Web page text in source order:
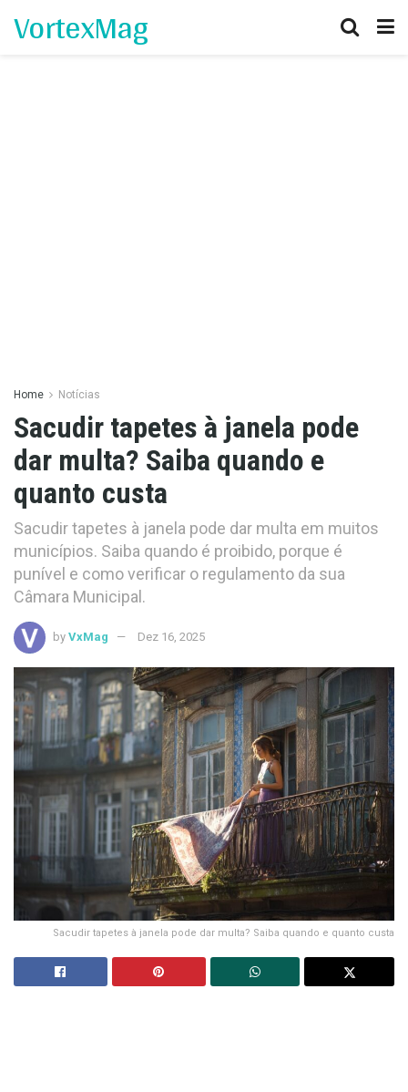
VortexMag
Home Notícias
Sacudir tapetes à janela pode
dar multa? Saiba quando e
quanto custa
Sacudir tapetes à janela pode dar multa em muitos
municípios. Saiba quando é proibido, porque é
punível e como verificar o regulamento da sua
Câmara Municipal.
by VxMag Dez 16, 2025
Sacudir tapetes à janela pode dar multa? Saiba quando e quanto custa